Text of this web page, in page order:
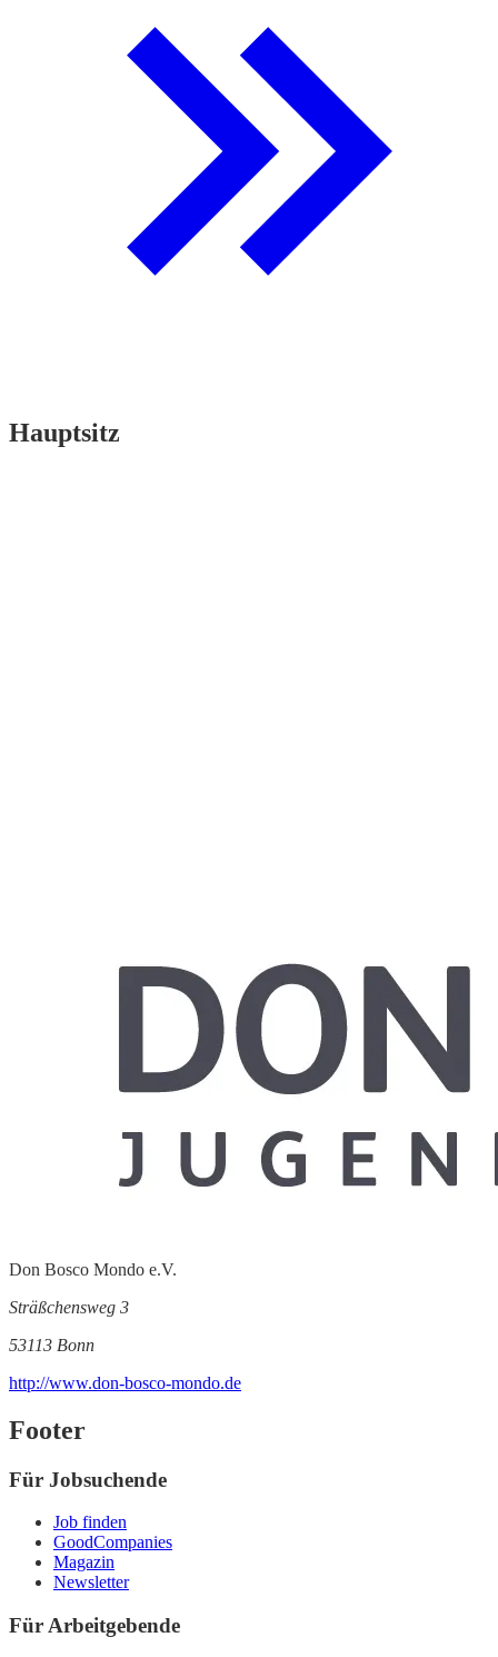
Hauptsitz
Don Bosco Mondo e.V.
Sträßchensweg 3
53113 Bonn
http://www.don-bosco-mondo.de
Footer
Für Jobsuchende
Job finden
GoodCompanies
Magazin
Newsletter
Für Arbeitgebende